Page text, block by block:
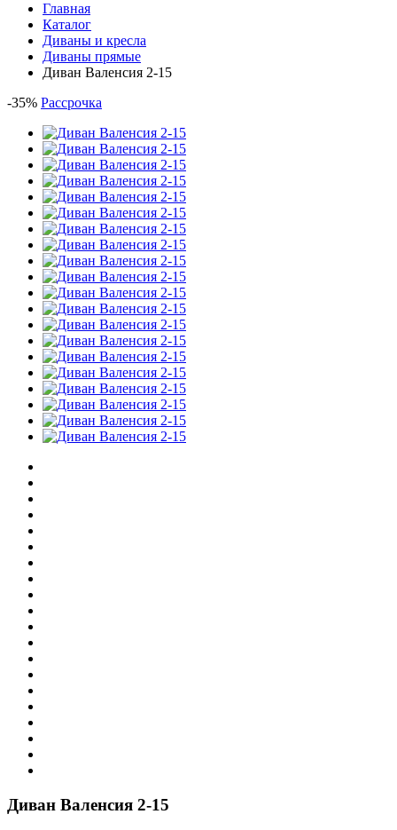
Главная
Каталог
Диваны и кресла
Диваны прямые
Диван Валенсия 2-15
-35% Рассрочка
Диван Валенсия 2-15